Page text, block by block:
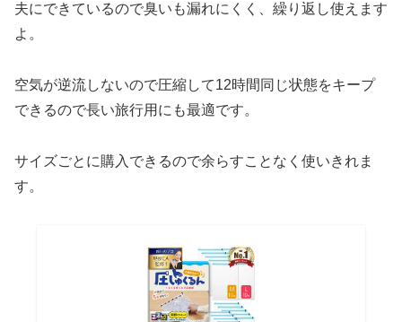
夫にできているので臭いも漏れにくく、繰り返し使えます
よ。
空気が逆流しないので圧縮して12時間同じ状態をキープ
できるので長い旅行用にも最適です。
サイズごとに購入できるので余らすことなく使いきれま
す。